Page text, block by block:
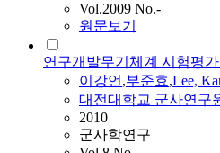
Vol.2009 No.-
원문보기
연구개발무기체계 시험평
이강언,부준효,Lee,
대전대학교 군사연구
2010
군사학연구